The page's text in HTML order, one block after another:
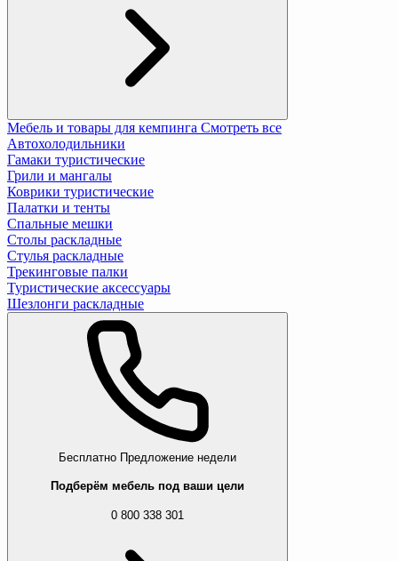
Мебель и товары для кемпинга Смотреть все
Автохолодильники
Гамаки туристические
Грили и мангалы
Коврики туристические
Палатки и тенты
Спальные мешки
Столы раскладные
Стулья раскладные
Трекинговые палки
Туристические аксессуары
Шезлонги раскладные
Бесплатно Предложение недели
Подберём мебель под ваши цели
0 800 338 301